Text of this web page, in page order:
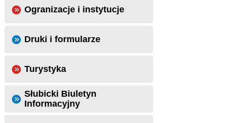
Ogranizacje i instytucje
Druki i formularze
Turystyka
Słubicki Biuletyn
Informacyjny